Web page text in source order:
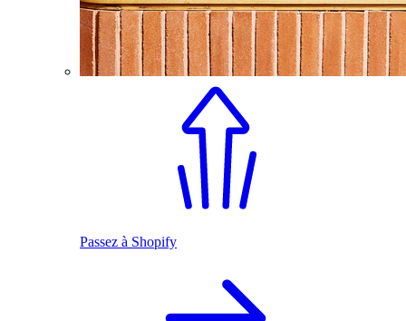
Passez à Shopify